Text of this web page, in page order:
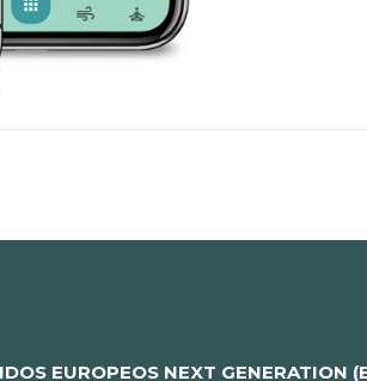
EUROPEOS NEXT GENERATION